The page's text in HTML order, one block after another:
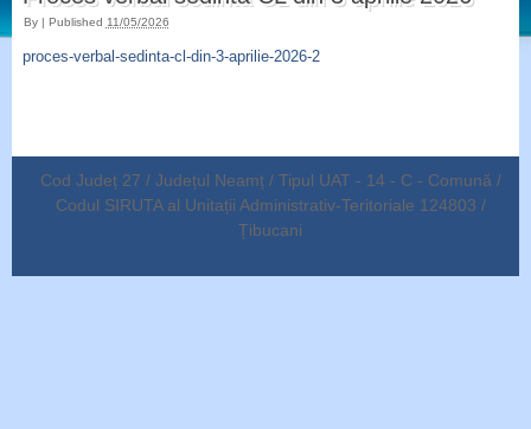
By | Published 11/05/2026
proces-verbal-sedinta-cl-din-3-aprilie-2026-2
Cod Județ 27 / Județul Neamț / Tipul UAT - 14 - C - Comună /
Codul SIRUTA al Unitații Administrativ-Teritoriale 124803 /
Țibucani